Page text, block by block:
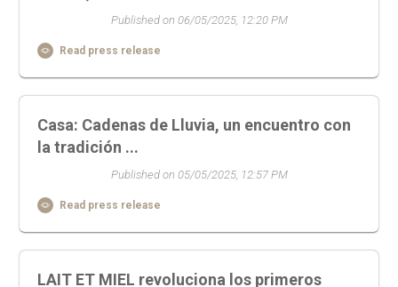
Published on 06/05/2025, 12:20 PM
Read press release
Casa: Cadenas de Lluvia, un encuentro con
la tradición ...
Published on 05/05/2025, 12:57 PM
Read press release
LAIT ET MIEL revoluciona los primeros